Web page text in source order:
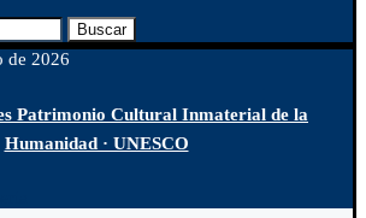
Buscar
de 2026
Patrimonio Cultural Inmaterial de la
Humanidad · UNESCO